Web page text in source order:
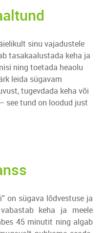
sinu vajadustele
tasakaalustada keha ja
ning toetada heaolu
leida sügavam
tugevdada keha või
see tund on loodud just
on sügava lõdvestuse ja
keha ja meele
45 minutit ning algab